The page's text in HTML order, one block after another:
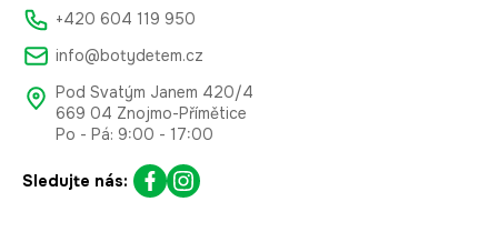
+420 604 119 950
info@botydetem.cz
Pod Svatým Janem 420/4
669 04 Znojmo-Přímětice
Po - Pá: 9:00 - 17:00
Sledujte nás: